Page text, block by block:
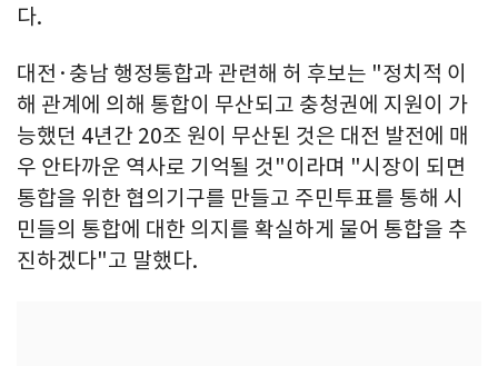
다.
대전·충남 행정통합과 관련해 허 후보는 "정치적 이
해 관계에 의해 통합이 무산되고 충청권에 지원이 가
능했던 4년간 20조 원이 무산된 것은 대전 발전에 매
우 안타까운 역사로 기억될 것"이라며 "시장이 되면
통합을 위한 협의기구를 만들고 주민투표를 통해 시
민들의 통합에 대한 의지를 확실하게 물어 통합을 추
진하겠다"고 말했다.